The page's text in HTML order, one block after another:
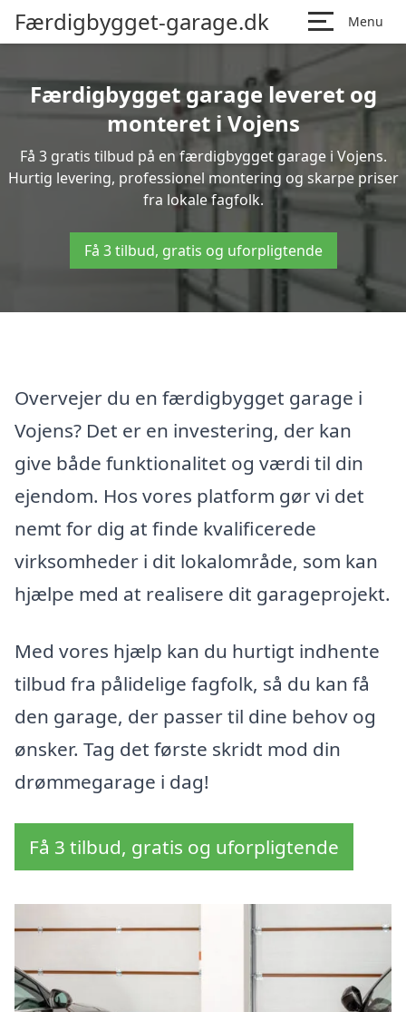
Færdigbygget-garage.dk Menu
Færdigbygget garage leveret og
monteret i Vojens
Få 3 gratis tilbud på en færdigbygget garage i Vojens.
Hurtig levering, professionel montering og skarpe priser
fra lokale fagfolk.
Få 3 tilbud, gratis og uforpligtende
Overvejer du en færdigbygget garage i
Vojens? Det er en investering, der kan
give både funktionalitet og værdi til din
ejendom. Hos vores platform gør vi det
nemt for dig at finde kvalificerede
virksomheder i dit lokalområde, som kan
hjælpe med at realisere dit garageprojekt.
Med vores hjælp kan du hurtigt indhente
tilbud fra pålidelige fagfolk, så du kan få
den garage, der passer til dine behov og
ønsker. Tag det første skridt mod din
drømmegarage i dag!
Få 3 tilbud, gratis og uforpligtende